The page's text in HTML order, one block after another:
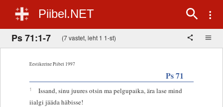
Piibel.NET
Ps 71:1-7 (7 vastet, leht 1 1-st)
Eestikeelne Piibel 1997
Ps 71
1
Issand, sinu juures otsin ma pelgupaika, ära lase mind
iialgi jääda häbisse!